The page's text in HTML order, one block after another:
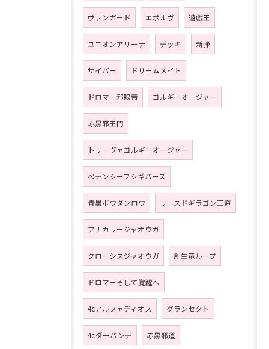
ヴァンガード エボルヴ 遊戯王
ユニオンアリーナ デッキ 新弾
サイバー ドリームメイト
ドロマー邪眼帝 ゴルギーオージャー
赤黒邪王門
トリーヴァゴルギーオージャー
ペテンシーフシギバース
青黒ボウダンロウ リースドギラゴン王道
アナカラージャオウガ
クローシスジャオウガ 創生竜ループ
ドロマーそして覚醒へ
4cアルファディオス グランセクト
4ⅽダーバンデ 赤黒邪道